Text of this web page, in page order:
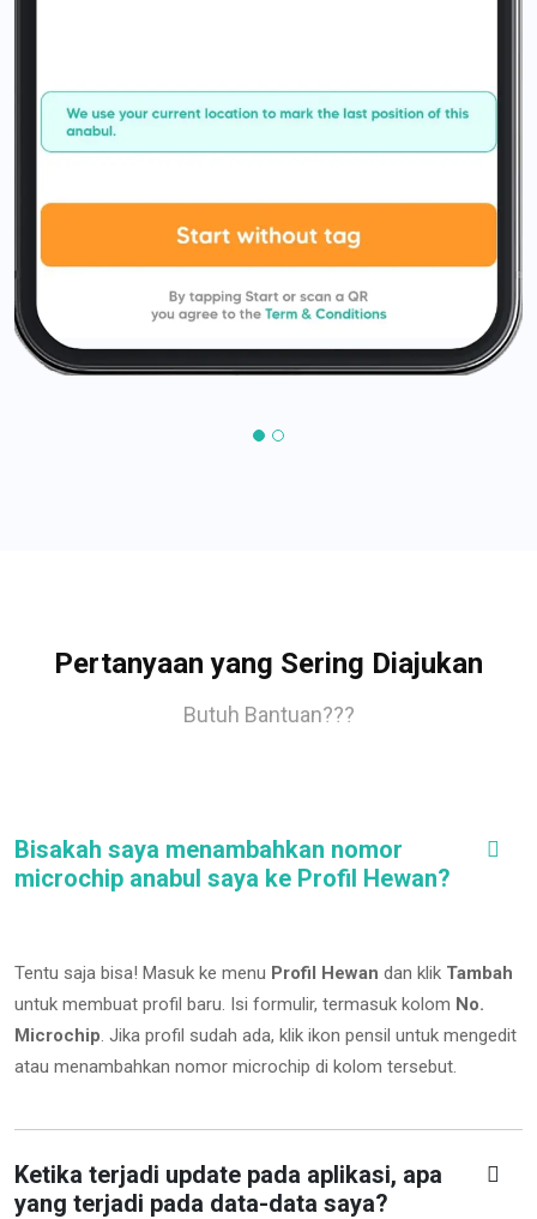
Pertanyaan yang Sering Diajukan
Butuh Bantuan???
Bisakah saya menambahkan nomor
microchip anabul saya ke Profil Hewan?
Tentu saja bisa! Masuk ke menu Profil Hewan dan klik Tambah
untuk membuat profil baru. Isi formulir, termasuk kolom No.
Microchip. Jika profil sudah ada, klik ikon pensil untuk mengedit
atau menambahkan nomor microchip di kolom tersebut.
Ketika terjadi update pada aplikasi, apa
yang terjadi pada data-data saya?